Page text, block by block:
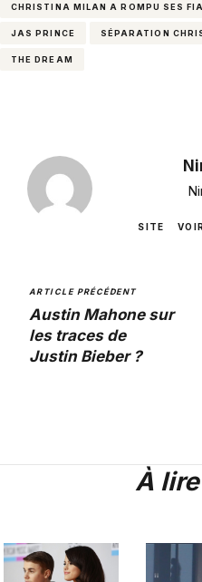
CHRISTINA MILAN A ROMPU SES
JAS PRINCE SÉPARATION
THE DREAM
SITE
ARTICLE PRÉCÉDENT
Austin Mahone sur
les traces de
Justin Bieber ?
À